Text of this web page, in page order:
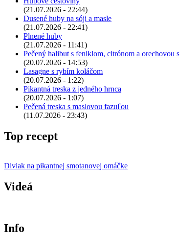
(21.07.2026 - 22:44)
Dusené huby na sóji a masle
(21.07.2026 - 22:41)
Plnené huby
(21.07.2026 - 11:41)
Pečený halibut s feniklom, citrónom a orechovou
(20.07.2026 - 14:53)
Lasagne s rybím koláčom
(20.07.2026 - 1:22)
Pikantná treska z jedného hrnca
(20.07.2026 - 1:07)
Pečená treska s maslovou fazuľou
(11.07.2026 - 23:43)
Top recept
Diviak na pikantnej smotanovej omáčke
Videá
Info